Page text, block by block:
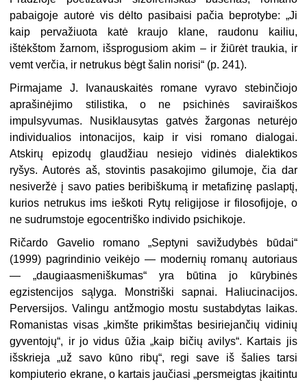
pabaigoje autorė vis dėlto pasibaisi pačia beprotybe: „Ji
kaip pervažiuota katė kraujo klane, raudonu kailiu,
ištėkštom žarnom, išsprogusiom akim – ir žiūrėt traukia, ir
vemt verčia, ir netrukus bėgt šalin norisi“ (p. 241).
Pirmajame J. Ivanauskaitės romane vyravo stebinčiojo
aprašinėjimo stilistika, o ne psichinės saviraiškos
impulsyvumas. Nusiklausytas gatvės žargonas neturėjo
individualios intonacijos, kaip ir visi romano dialogai.
Atskirų epizodų glaudžiau nesiejo vidinės dialektikos
ryšys. Autorės aš, stovintis pasakojimo gilumoje, čia dar
nesiveržė į savo paties beribiškumą ir metafizinę paslaptį,
kurios netrukus ims ieškoti Rytų religijose ir filosofijoje, o
ne sudrumstoje egocentriško individo psichikoje.
Ričardo Gavelio romano „Septyni savižudybės būdai“
(1999) pagrindinio veikėjo — modernių romanų autoriaus
— „daugiaasmeniškumas“ yra būtina jo kūrybinės
egzistencijos sąlyga. Monstriški sapnai. Haliucinacijos.
Perversijos. Valingu antžmogio mostu sustabdytas laikas.
Romanistas visas „kimšte prikimštas besiriejančių vidinių
gyventojų“, ir jo vidus ūžia „kaip bičių avilys“. Kartais jis
išskrieja „už savo kūno ribų“, regi save iš šalies tarsi
kompiuterio ekrane, o kartais jaučiasi „persmeigtas įkaitintu